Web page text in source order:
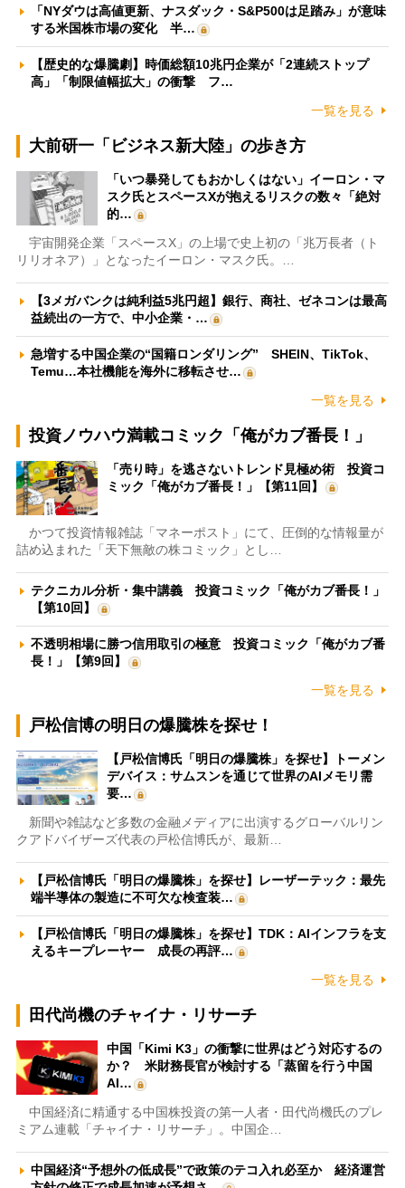
「NYダウは高値更新、ナスダック・S&P500は足踏み」が意味
する米国株市場の変化 半…
【歴史的な爆騰劇】時価総額10兆円企業が「2連続ストップ
高」「制限値幅拡大」の衝撃 フ…
一覧を見る
大前研一「ビジネス新大陸」の歩き方
「いつ暴発してもおかしくはない」イーロン・マ
スク氏とスペースXが抱えるリスクの数々「絶対
的…
宇宙開発企業「スペースX」の上場で史上初の「兆万長者（ト
リリオネア）」となったイーロン・マスク氏。…
【3メガバンクは純利益5兆円超】銀行、商社、ゼネコンは最高
益続出の一方で、中小企業・…
急増する中国企業の“国籍ロンダリング” SHEIN、TikTok、
Temu…本社機能を海外に移転させ…
一覧を見る
投資ノウハウ満載コミック「俺がカブ番長！」
「売り時」を逃さないトレンド見極め術 投資コ
ミック「俺がカブ番長！」【第11回】
かつて投資情報雑誌「マネーポスト」にて、圧倒的な情報量が
詰め込まれた「天下無敵の株コミック」とし…
テクニカル分析・集中講義 投資コミック「俺がカブ番長！」
【第10回】
不透明相場に勝つ信用取引の極意 投資コミック「俺がカブ番
長！」【第9回】
一覧を見る
戸松信博の明日の爆騰株を探せ！
【戸松信博氏「明日の爆騰株」を探せ】トーメン
デバイス：サムスンを通じて世界のAIメモリ需
要…
新聞や雑誌など多数の金融メディアに出演するグローバルリン
クアドバイザーズ代表の戸松信博氏が、最新…
【戸松信博氏「明日の爆騰株」を探せ】レーザーテック：最先
端半導体の製造に不可欠な検査装…
【戸松信博氏「明日の爆騰株」を探せ】TDK：AIインフラを支
えるキープレーヤー 成長の再評…
一覧を見る
田代尚機のチャイナ・リサーチ
中国「Kimi K3」の衝撃に世界はどう対応するの
か？ 米財務長官が検討する「蒸留を行う中国
AI…
中国経済に精通する中国株投資の第一人者・田代尚機氏のプレ
ミアム連載「チャイナ・リサーチ」。中国企…
中国経済“予想外の低成長”で政策のテコ入れ必至か 経済運営